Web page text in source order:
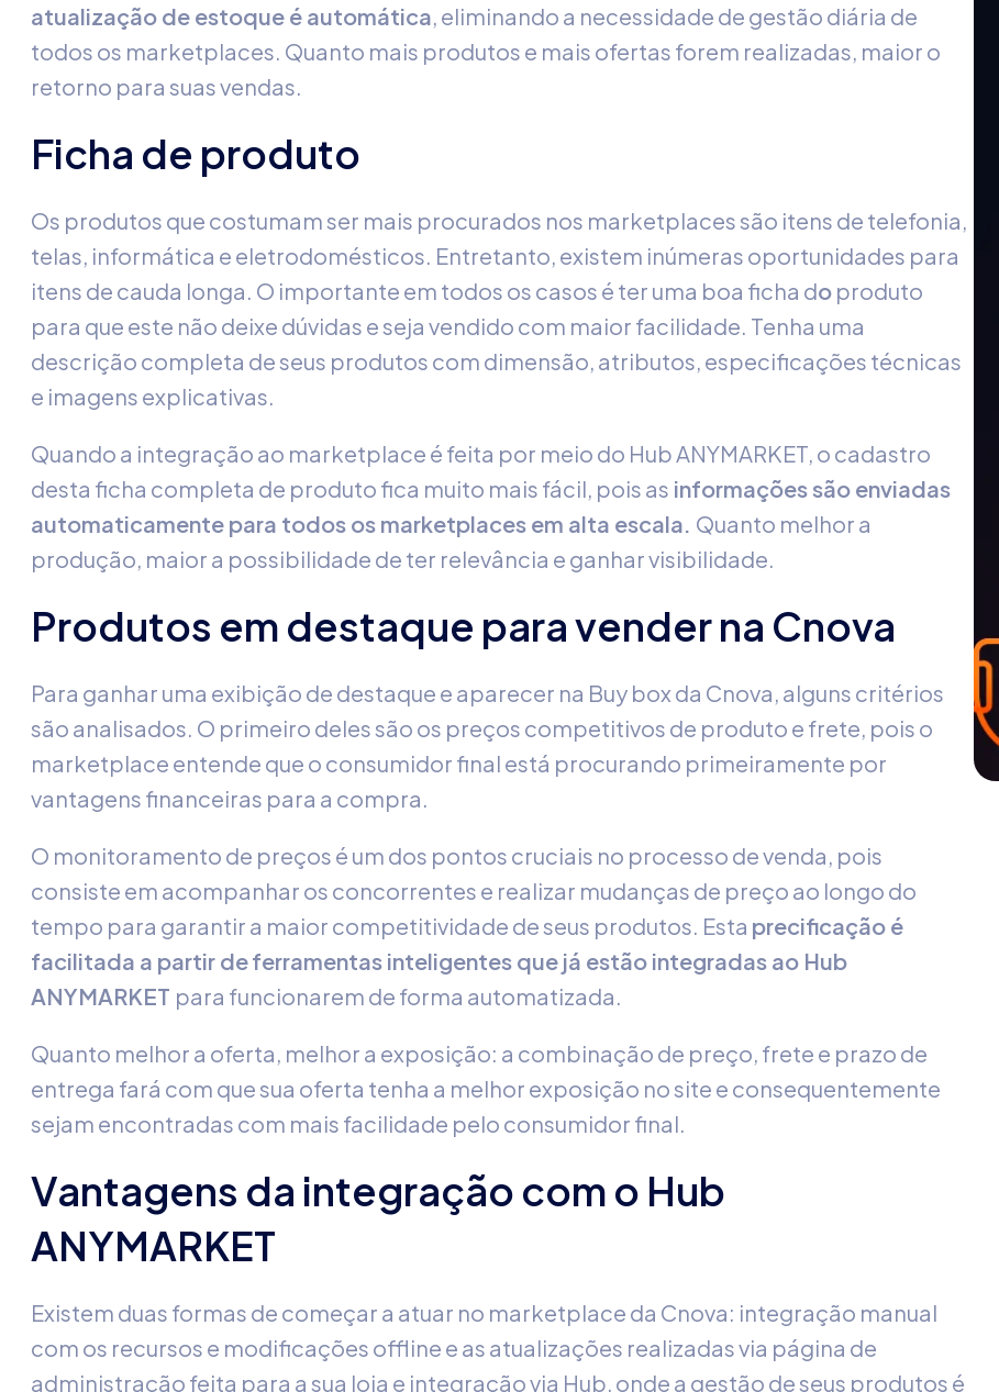
atualização de estoque é automática, eliminando a necessidade de gestão diária de
todos os marketplaces. Quanto mais produtos e mais ofertas forem realizadas, maior o
retorno para suas vendas.
Ficha de produto
Os produtos que costumam ser mais procurados nos marketplaces são itens de telefonia,
telas, informática e eletrodomésticos. Entretanto, existem inúmeras oportunidades para
itens de cauda longa. O importante em todos os casos é ter uma boa ficha do produto
para que este não deixe dúvidas e seja vendido com maior facilidade. Tenha uma
descrição completa de seus produtos com dimensão, atributos, especificações técnicas
e imagens explicativas.
Quando a integração ao marketplace é feita por meio do Hub ANYMARKET, o cadastro
desta ficha completa de produto fica muito mais fácil, pois as informações são enviadas
automaticamente para todos os marketplaces em alta escala. Quanto melhor a
produção, maior a possibilidade de ter relevância e ganhar visibilidade.
Produtos em destaque para vender na Cnova
Para ganhar uma exibição de destaque e aparecer na Buy box da Cnova, alguns critérios
são analisados. O primeiro deles são os preços competitivos de produto e frete, pois o
marketplace entende que o consumidor final está procurando primeiramente por
vantagens financeiras para a compra.
O monitoramento de preços é um dos pontos cruciais no processo de venda, pois
consiste em acompanhar os concorrentes e realizar mudanças de preço ao longo do
tempo para garantir a maior competitividade de seus produtos. Esta precificação é
facilitada a partir deferramentas inteligentes que já estão integradas ao Hub
ANYMARKET para funcionarem de forma automatizada.
Quanto melhor a oferta, melhor a exposição: a combinação de preço, frete e prazo de
entrega fará com que sua oferta tenha a melhor exposição no site e consequentemente
sejam encontradas com mais facilidade pelo consumidor final.
Vantagens da integração com o Hub
ANYMARKET
Existem duas formas de começar a atuar no marketplace da Cnova: integração manual
com os recursos e modificações offline e as atualizações realizadas via página de
administração feita para a sua loja e integração via Hub, onde a gestão de seus produtos é